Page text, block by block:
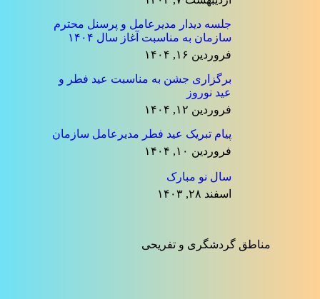
جلسه دیدار مدیرعامل و پرسنل محترم
سازمان به مناسبت آغاز سال ۱۴۰۴
فروردین ۱۶, ۱۴۰۴
برگزاری جشن به مناسبت عید فطر و
عید نوروز
فروردین ۱۲, ۱۴۰۴
پیام تبریک عید فطر مدیرعامل سازمان
فروردین ۱۰, ۱۴۰۴
سال نو مبارک
اسفند ۲۸, ۱۴۰۳
مناطق گردشگری و تفریحی